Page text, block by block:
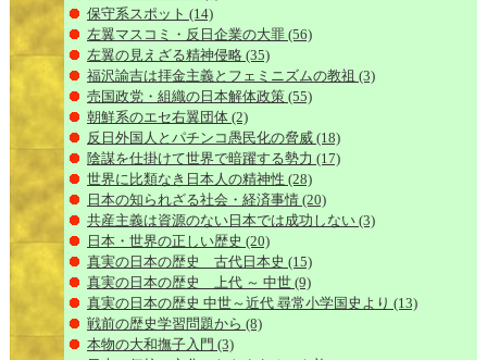
保守系スポット (14)
左翼マスコミ・反日企業の大罪 (56)
左翼の見えざる精神侵略 (35)
福沢諭吉は拝金主義とフェミニズムの教祖 (3)
売国政党・組織の日本解体政策 (55)
朝鮮系のエセ右翼団体 (2)
反日外国人とパチンコ愚民化の脅威 (18)
陰謀を仕掛けて世界で暗躍する勢力 (17)
世界に比類なき日本人の精神性 (28)
日本の知られざる社会・経済事情 (20)
共産主義は資源のない日本では成功しない (3)
日本・世界の正しい歴史 (20)
真実の日本の歴史 古代日本史 (15)
真実の日本の歴史 上代 ～ 中世 (9)
真実の日本の歴史 中世～近代 尋常小学国史より (13)
戦前の歴史学習問題から (8)
本物の大和撫子入門 (3)